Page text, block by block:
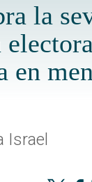
la
en
Israel